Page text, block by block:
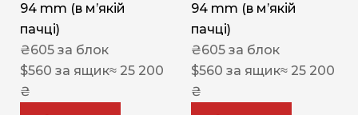
94 mm (в мʼякій
пачці)
₴605 за блок
$560 за ящик≈ 25 200
₴
94 mm (в мʼякій
пачці)
₴605 за блок
$560 за ящик≈ 25 200
₴